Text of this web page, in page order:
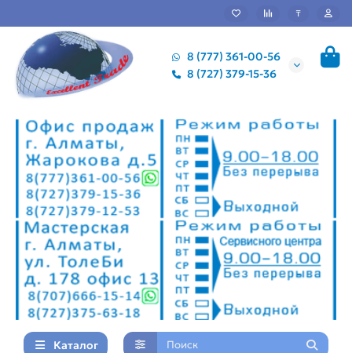
₸
8 (777) 361-00-56
8 (727) 379-15-36
Каталог